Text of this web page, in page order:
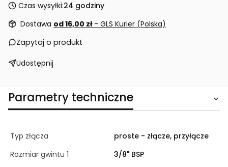
Czas wysyłki:24 godziny
Dostawa od 16,00 zł - GLS Kurier (Polska)
Zapytaj o produkt
Udostępnij
Parametry techniczne
Typ złącza
proste - złącze, przyłącze
Rozmiar gwintu 1
3/8" BSP